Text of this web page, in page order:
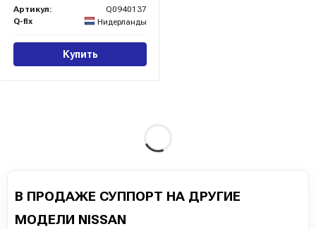
Артикул:
Q0940137
Q-fix
Нидерланды
Купить
В ПРОДАЖЕ СУППОРТ НА ДРУГИЕ
МОДЕЛИ NISSAN